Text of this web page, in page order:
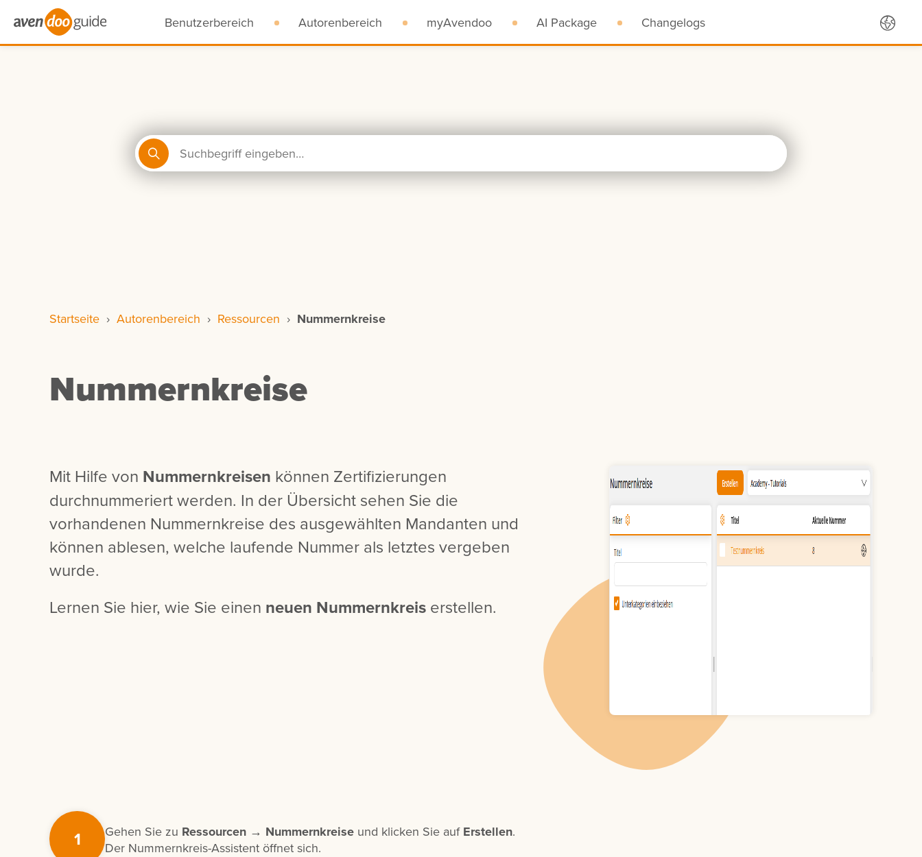
Benutzerbereich Autorenbereich myAvendoo AI Package Changelogs
Startseite › Autorenbereich › Ressourcen › Nummernkreise
Nummernkreise
Mit Hilfe von Nummernkreisen können Zertifizierungen
durchnummeriert werden. In der Übersicht sehen Sie die
vorhandenen Nummernkreise des ausgewählten Mandanten und
können ablesen, welche laufende Nummer als letztes vergeben
wurde.
Lernen Sie hier, wie Sie einen neuen Nummernkreis erstellen.
1 Gehen Sie zu Ressourcen → Nummernkreise und klicken Sie auf Erstellen.
Der Nummernkreis-Assistent öffnet sich.